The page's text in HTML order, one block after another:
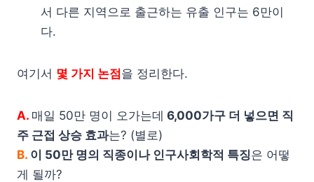
서 다른 지역으로 출근하는 유출 인구는 6만이
다.
여기서 몇 가지 논점을 정리한다.
A. 매일 50만 명이 오가는데 6,000가구 더 넣으면 직
주 근접 상승 효과는? (별로)
B. 이 50만 명의 직종이나 인구사회학적 특징은 어떻
게 될까?